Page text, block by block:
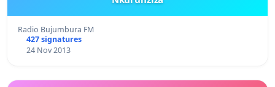
Radio Bujumbura FM
427 signatures
24 Nov 2013